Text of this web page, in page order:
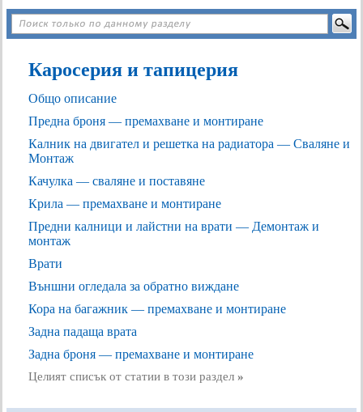
Каросерия и тапицерия
Общо описание
Предна броня — премахване и монтиране
Калник на двигател и решетка на радиатора — Сваляне и
Монтаж
Качулка — сваляне и поставяне
Крила — премахване и монтиране
Предни калници и лайстни на врати — Демонтаж и
монтаж
Врати
Външни огледала за обратно виждане
Кора на багажник — премахване и монтиране
Задна падаща врата
Задна броня — премахване и монтиране
Целият списък от статии в този раздел »